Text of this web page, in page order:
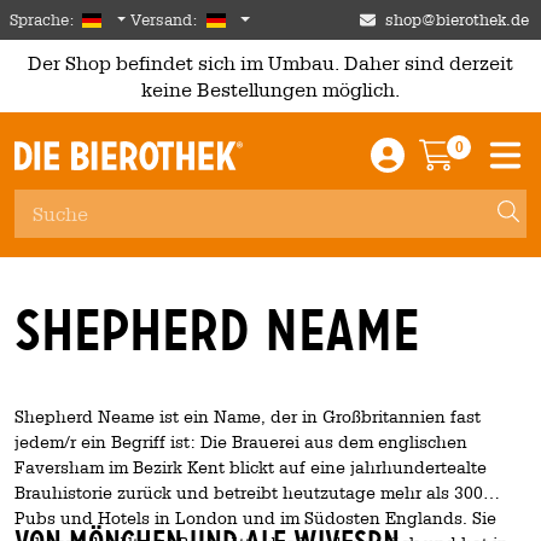
Skip to main content
Sprache: German
Versand: Deutschland shop@bierothek.de
Der Shop befindet sich im Umbau. Daher sind derzeit
keine Bestellungen möglich.
Einloggen /
0
Shepherd Neame
Shepherd Neame ist ein Name, der in Großbritannien fast
jedem/r ein Begriff ist: Die Brauerei aus dem englischen
Faversham im Bezirk Kent blickt auf eine jahrhundertealte
Brauhistorie zurück und betreibt heutzutage mehr als 300
Pubs und Hotels in London und im Südosten Englands. Sie